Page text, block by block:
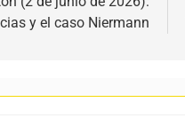
y el caso Niermann